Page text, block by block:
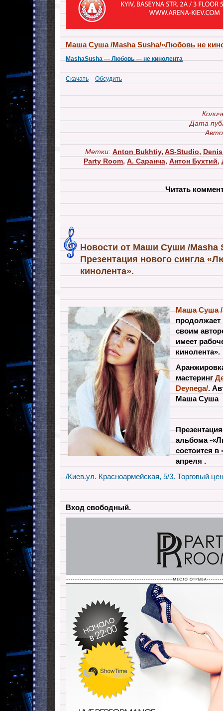
Маша Суша /Masha Susha/»Любовь не
MashaSusha — Любовь — не кинолента
Скачать Обсудить
Дата
Метки: Anton Bukhtiy, AS-Studio,
Party Room, А. Саранча, Антон Бухтий,
Читать
Новости от Маши Суши /Masha
Презентация нового сингла
кинолента».
Маша Суша /
продолжает
своим
имеет
кинолента».
мастеринг
Deynega/. А
Маша Суша
альбома -
состоится в
апреля .
/Киев.ул. Красноармейская, 5/3. Торговый
Вход свободный.